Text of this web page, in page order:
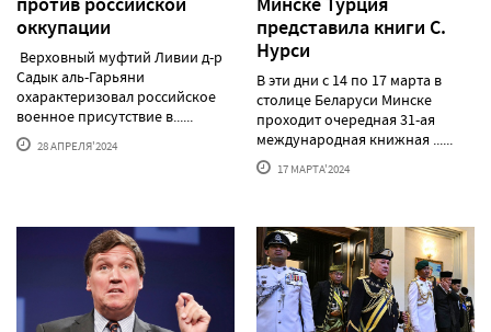
оккупации
Верховный муфтий Ливии д-р
Садык аль-Гарьяни
охарактеризовал российское
военное присутствие в......
28 АПРЕЛЯ'2024
представила книги С.
Нурси
В эти дни с 14 по 17 марта в
столице Беларуси Минске
проходит очередная 31-ая
международная книжная ......
17 МАРТА'2024